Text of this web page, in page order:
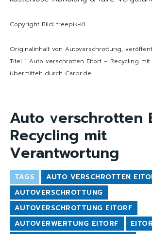
Copyright Bild: freepik-KI
Originalinhalt von Autoverschrottung,
Titel “ Auto verschrotten Eitorf – Recycling mit
übermittelt durch Carpr.de
Auto verschrotten
Recycling mit
Verantwortung
TAGS
AUTO VERSCHROTTEN
AUTOVERSCHROTTUNG
AUTOVERSCHROTTUNG EITORF
AUTOVERWERTUNG EITORF